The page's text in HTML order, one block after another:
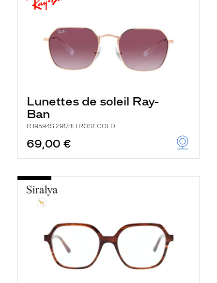
Lunettes de soleil Ray-
Ban
RJ9594S 291/8H ROSEGOLD
69,00 €